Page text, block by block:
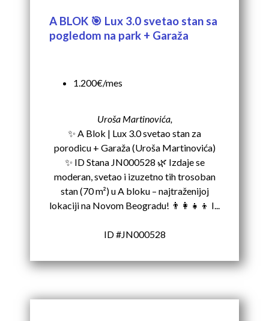
A BLOK 🎯 Lux 3.0 svetao stan sa
pogledom na park + Garaža
1.200€/mes
Uroša Martinovića,
✨ A Blok | Lux 3.0 svetao stan za
porodicu + Garaža (Uroša Martinovića)
✨ ID Stana JN000528 🌿 Izdaje se
moderan, svetao i izuzetno tih trosoban
stan (70 m²) u A bloku – najtraženijoj
lokaciji na Novom Beogradu! 👨‍👩‍👧‍👦 I...
ID #JN000528